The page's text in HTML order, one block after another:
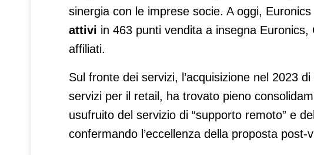
sinergia con le imprese socie. A oggi,
attivi in 463 punti vendita a insegna
affiliati.
Sul fronte dei servizi, l’acquisizione nel 2023 di
servizi per il retail, ha trovato pieno
usufruito del servizio di “supporto remoto” e
confermando l’eccellenza della proposta post-